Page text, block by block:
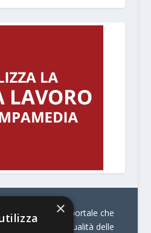
è il portale che
e l’attualità delle
×